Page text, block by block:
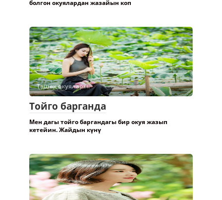
болгон окуялардан жазайын коп
Төшөк окуялары.
Тойго барганда
Мен дагы тойго баргандагы бир окуя жазып
кетейин. Жайдын күнү